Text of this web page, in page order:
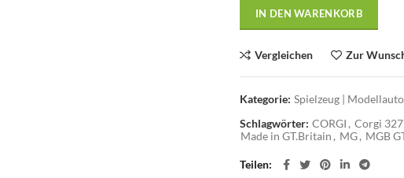
IN DEN WARENKORB
Vergleichen Zur
Kategorie: Spielzeug |
Schlagwörter: CORGI , Corgi 327
Made in GT.Britain , MG, MGB
Teilen